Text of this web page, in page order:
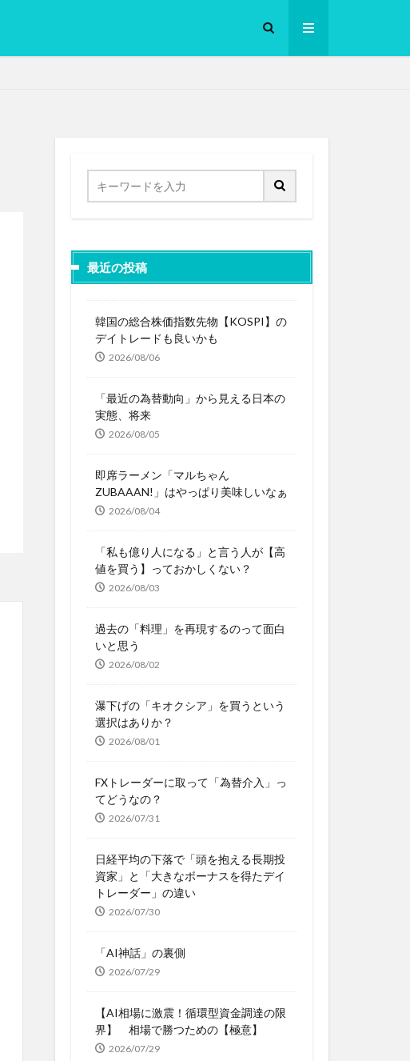
最近の投稿
韓国の総合株価指数先物【KOSPI】の
デイトレードも良いかも
2026/08/06
「最近の為替動向」から見える日本の
実態、将来
2026/08/05
即席ラーメン「マルちゃん
ZUBAAAN!」はやっぱり美味しいなぁ
2026/08/04
「私も億り人になる」と言う人が【高
値を買う】っておかしくない？
2026/08/03
過去の「料理」を再現するのって面白
いと思う
2026/08/02
瀑下げの「キオクシア」を買うという
選択はありか？
2026/08/01
FXトレーダーに取って「為替介入」っ
てどうなの？
2026/07/31
日経平均の下落で「頭を抱える長期投
資家」と「大きなボーナスを得たデイ
トレーダー」の違い
2026/07/30
「AI神話」の裏側
2026/07/29
【AI相場に激震！循環型資金調達の限
界】 相場で勝つための【極意】
2026/07/29